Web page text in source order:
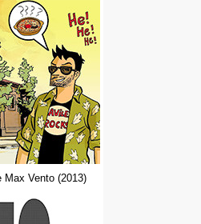
Max Vento (2013)